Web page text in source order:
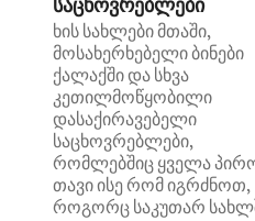
საცხოვრებლები
ხის სახლები მთაში,
მოსახერხებელი ბინები
ქალაქში და სხვა
კეთილმოწყობილი
დასაქირავებელი
საცხოვრებლები,
რომლებშიც ყველა
თავი ისე რომ იგრძნოთ,
როგორც საკუთარ